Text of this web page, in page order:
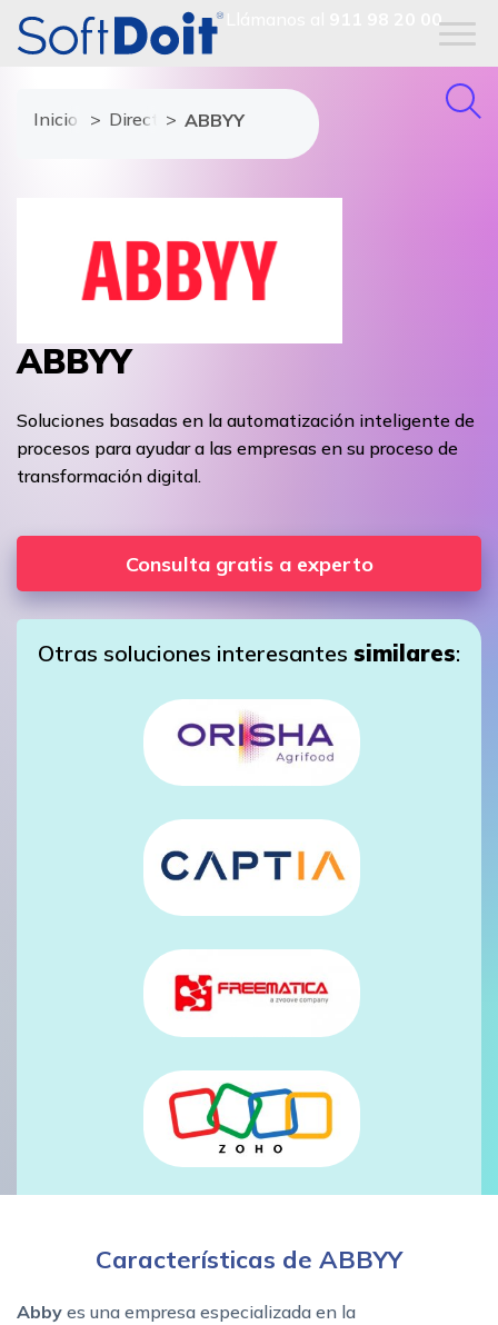
911 98 20 00
Inicio Directorio de proveedores
ABBYY
ABBYY
Soluciones basadas en la automatización inteligente de
procesos para ayudar a las empresas en su proceso de
transformación digital.
Consulta gratis a experto
Otras soluciones interesantes similares:
Características de ABBYY
Abby es una empresa especializada en la